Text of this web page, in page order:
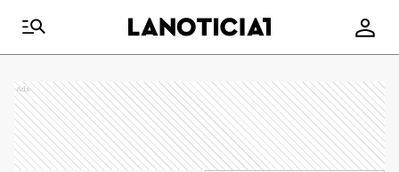
Ads